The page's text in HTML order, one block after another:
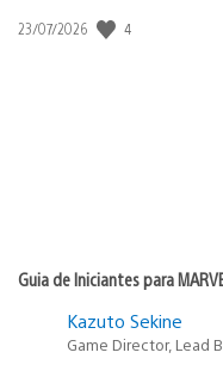
Data
23/07/2026 4
Guia de Iniciantes para
Kazuto Sekine
Game Director, Lead